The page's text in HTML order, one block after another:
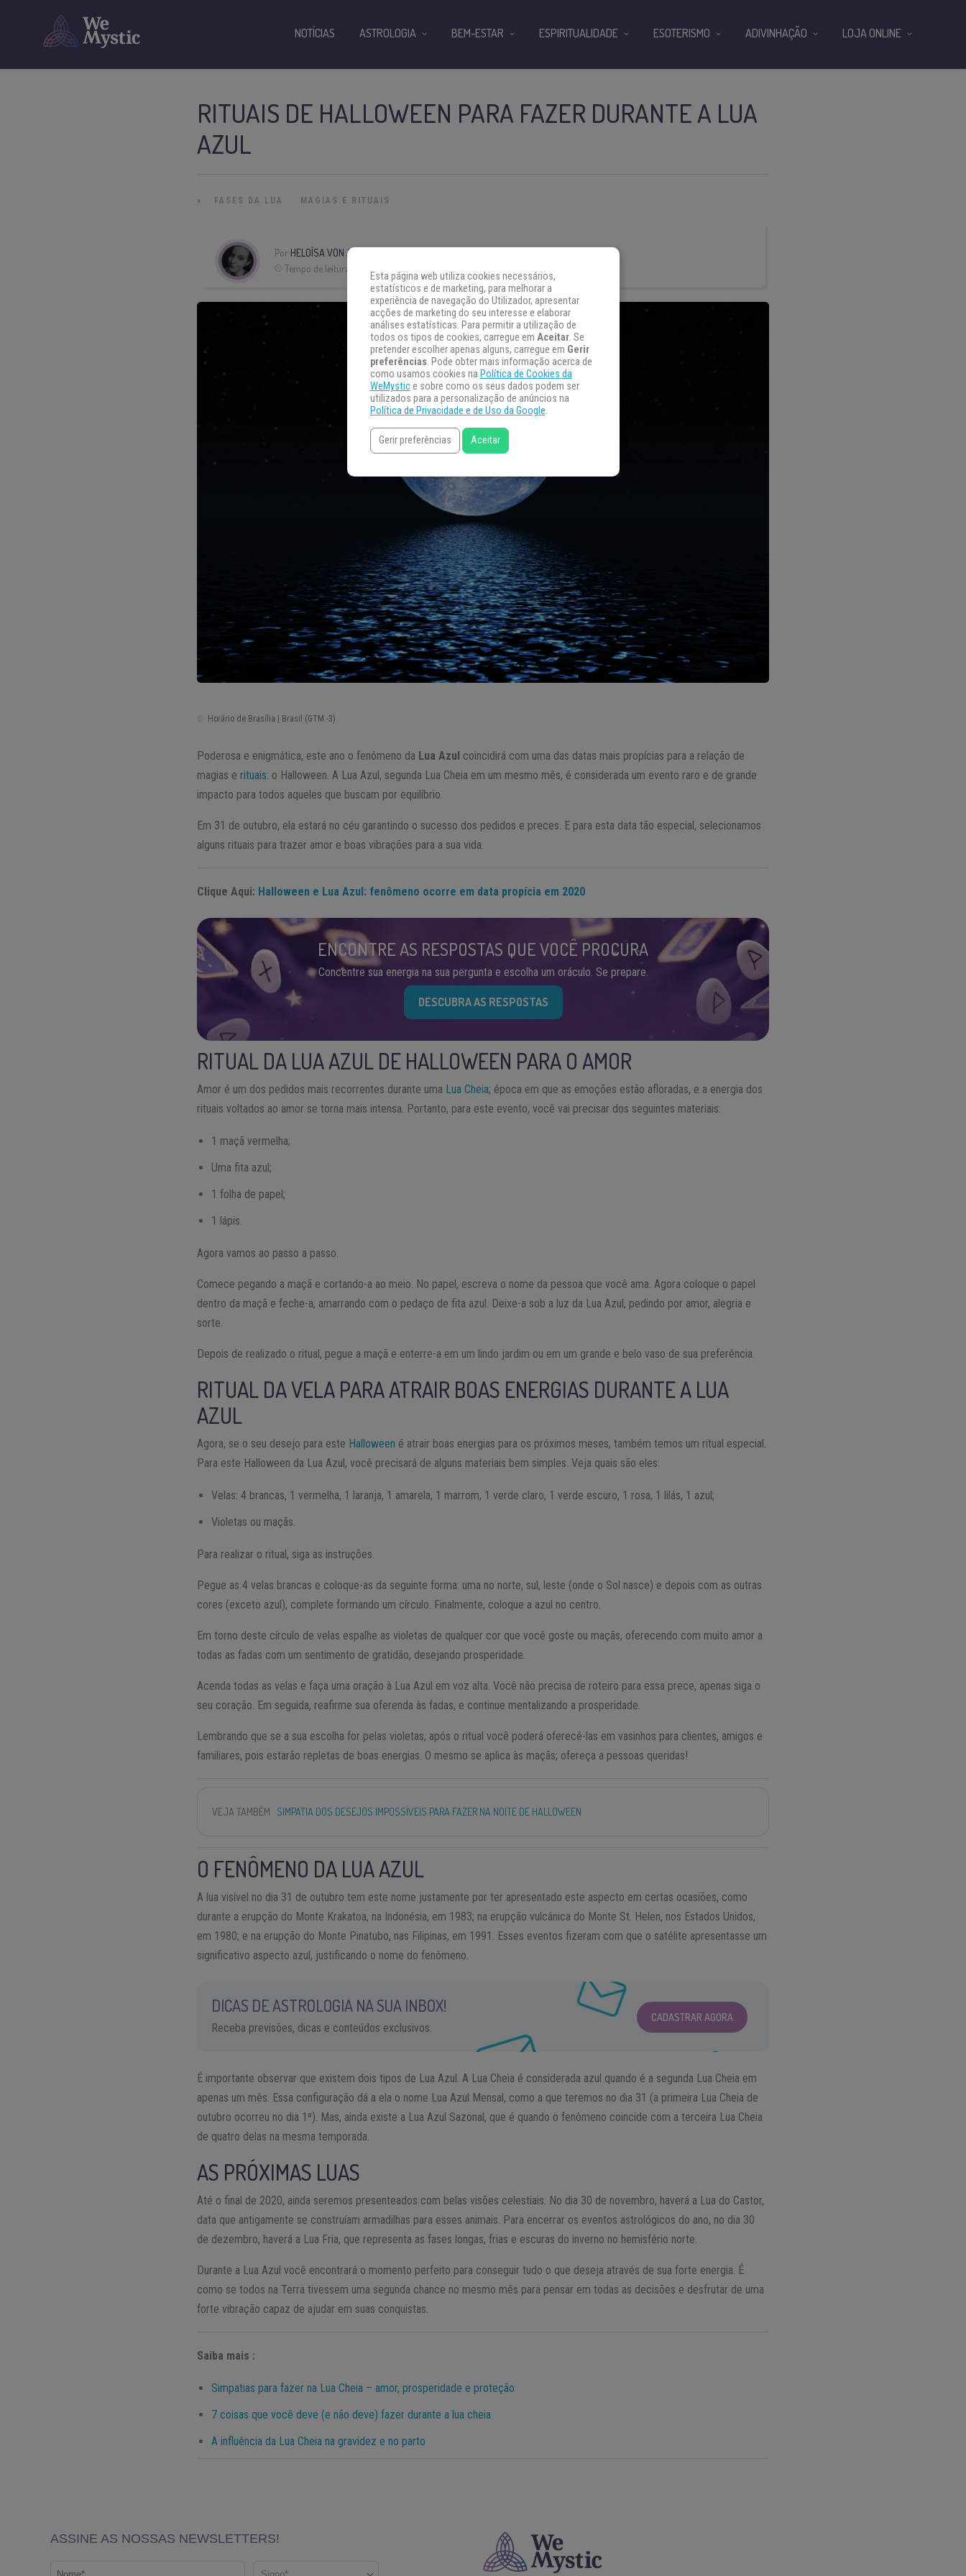
RITUAIS DE HALLOWEEN PARA FAZER DURANTE A LUA
AZUL
» FASES DA LUA MAGIAS E RITUAIS
Por HELOÍSA VON AH
Tempo de leitura:
Horário de Brasília | Brasil (GTM -3)
Poderosa e enigmática, este ano o fenômeno da Lua Azul coincidirá com uma das datas mais propícias para a relação de
magias erituais: o Halloween. A Lua Azul, segunda Lua Cheia em um mesmo mês, é considerada um evento raro e de grande
impacto para todos aqueles que buscam por equilíbrio.
Em 31 de outubro, ela estará no céu garantindo o sucesso dos pedidos e preces. E para esta data tão especial, selecionamos
alguns rituais para trazer amor e boas vibrações para a sua vida.
Clique Aqui: Halloween e Lua Azul: fenômeno ocorre em data propícia em 2020
ENCONTRE AS RESPOSTAS QUE VOCÊ PROCURA
Concentre sua energia na sua pergunta e escolha um oráculo. Se prepare.
DESCUBRA AS RESPOSTAS
RITUAL DA LUA AZUL DE HALLOWEEN PARA O AMOR
Amor é um dos pedidos mais recorrentes durante uma Lua Cheia; época em que as emoções estão afloradas, e a energia dos
rituais voltados ao amor se torna mais intensa. Portanto, para este evento, você vai precisar dos seguintes materiais:
1 maçã vermelha;
Uma fita azul;
1 folha de papel;
1 lápis.
Agora vamos ao passo a passo.
Comece pegando a maçã e cortando-a ao meio. No papel, escreva o nome da pessoa que você ama. Agora coloque o papel
dentro da maçã e feche-a, amarrando com o pedaço de fita azul. Deixe-a sob a luz da Lua Azul, pedindo por amor, alegria e
sorte.
Depois de realizado o ritual, pegue a maçã e enterre-a em um lindo jardim ou em um grande e belo vaso de sua preferência.
RITUAL DA VELA PARA ATRAIR BOAS ENERGIAS DURANTE A LUA
AZUL
Agora, se o seu desejo para este Halloween é atrair boas energias para os próximos meses, também temos um ritual especial.
Para este Halloween da Lua Azul, você precisará de alguns materiais bem simples. Veja quais são eles:
Velas: 4 brancas, 1 vermelha, 1 laranja, 1 amarela, 1 marrom, 1 verde claro, 1 verde escuro, 1 rosa, 1 lilás, 1 azul;
Violetas ou maçãs.
Para realizar o ritual, siga as instruções.
Pegue as 4 velas brancas e coloque-as da seguinte forma: uma no norte, sul, leste (onde o Sol nasce) e depois com as outras
cores (exceto azul), complete formando um círculo. Finalmente, coloque a azul no centro.
Em torno deste círculo de velas espalhe as violetas de qualquer cor que você goste ou maçãs, oferecendo com muito amor a
todas as fadas com um sentimento de gratidão, desejando prosperidade.
Acenda todas as velas e faça uma oração à Lua Azul em voz alta. Você não precisa de roteiro para essa prece, apenas siga o
seu coração. Em seguida, reafirme sua oferenda às fadas, e continue mentalizando a prosperidade.
Lembrando que se a sua escolha for pelas violetas, após o ritual você poderá oferecê-las em vasinhos para clientes, amigos e
familiares, pois estarão repletas de boas energias. O mesmo se aplica às maçãs; ofereça a pessoas queridas!
VEJA TAMBÉM SIMPATIA DOS DESEJOS IMPOSSÍVEIS PARA FAZER NA NOITE DE HALLOWEEN
O FENÔMENO DA LUA AZUL
A lua visível no dia 31 de outubro tem este nome justamente por ter apresentado este aspecto em certas ocasiões, como
durante a erupção do Monte Krakatoa, na Indonésia, em 1983; na erupção vulcânica do Monte St. Helen, nos Estados Unidos,
em 1980; e na erupção do Monte Pinatubo, nas Filipinas, em 1991. Esses eventos fizeram com que o satélite apresentasse um
significativo aspecto azul, justificando o nome do fenômeno.
DICAS DE ASTROLOGIA NA SUA INBOX!
Receba previsões, dicas e conteúdos exclusivos.
CADASTRAR AGORA
É importante observar que existem dois tipos de Lua Azul. A Lua Cheia é considerada azul quando é a segunda Lua Cheia em
apenas um mês. Essa configuração dá a ela o nome Lua Azul Mensal, como a que teremos no dia 31 (a primeira Lua Cheia de
outubro ocorreu no dia 1º). Mas, ainda existe a Lua Azul Sazonal, que é quando o fenômeno coincide com a terceira Lua Cheia
de quatro delas na mesma temporada.
AS PRÓXIMAS LUAS
Até o final de 2020, ainda seremos presenteados com belas visões celestiais. No dia 30 de novembro, haverá a Lua do Castor,
data que antigamente se construíam armadilhas para esses animais. Para encerrar os eventos astrológicos do ano, no dia 30
de dezembro, haverá a Lua Fria, que representa as fases longas, frias e escuras do inverno no hemisfério norte.
Durante a Lua Azul você encontrará o momento perfeito para conseguir tudo o que deseja através de sua forte energia. É
como se todos na Terra tivessem uma segunda chance no mesmo mês para pensar em todas as decisões e desfrutar de uma
forte vibração capaz de ajudar em suas conquistas.
Saiba mais :
Simpatias para fazer na Lua Cheia – amor, prosperidade e proteção
7 coisas que você deve (e não deve) fazer durante a lua cheia
A influência da Lua Cheia na gravidez e no parto
NOTÍCIAS ASTROLOGIA BEM-ESTAR ESPIRITUALIDADE ESOTERISMO ADIVINHAÇÃO LOJA ONLINE
Esta página web utiliza cookies necessários,
estatísticos e de marketing, para melhorar a
experiência de navegação do Utilizador, apresentar
acções de marketing do seu interesse e elaborar
análises estatísticas. Para permitir a utilização de
todos os tipos de cookies, carregue em Aceitar. Se
pretender escolher apenas alguns, carregue em Gerir
preferências. Pode obter mais informação acerca de
como usamos cookies na Política de Cookies da
WeMystice sobre como os seus dados podem ser
utilizados para a personalização de anúncios na
Política de Privacidade e de Uso da Google.
Gerir preferências Aceitar